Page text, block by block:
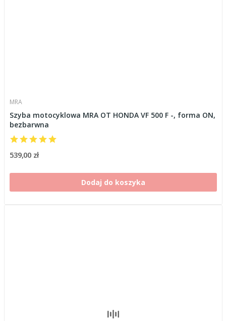
MRA
Szyba motocyklowa MRA OT HONDA VF 500 F -, forma ON,
bezbarwna
539,00 zł
Dodaj do koszyka